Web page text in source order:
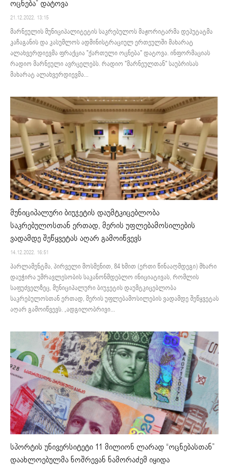
ოცნება” დატოვა
21.12.2022. 13:15
მარნეულის მუნიციპალიტეტის საკრებულოს მაჟორიტარმა დეპუტატმა
კაჩაგანის და კასუმლოს ადმინისტრაციულ ერთეულში მახარატ
ალახვერდიევმა ფრაქცია "ქართული ოცნება" დატოვა. ინფორმაციას
რადიო მარნეული ავრცელებს. რადიო "მარნეულთან" საუბრისას
მახარატ ალახვერდიევმა...
მუნიციპალური ბიუჯეტის დაუმტკიცებლობა
საკრებულოსთან ერთად, მერის უფლებამოსილების
ვადამდე შეწყვეტას აღარ გამოიწვევს
14.12.2022. 16:51
პარლამენტმა, პირველი მოსმენით, 84 ხმით (ერთი წინააღმდეგი) მხარი
დაუჭირა უმრავლესობის საკანონმდებლო ინიციატივას, რომლის
საფუძველზეც, მუნიციპალური ბიუჯეტის დაუმტკიცებლობა
საკრებულოსთან ერთად, მერის უფლებამოსილების ვადამდე შეწყვეტას
აღარ გამოიწვევს. „ადგილობრივი...
სპორტის უნივერსიტეტი 11 მილიონ ლარად “ოცნებასთან”
დაახლოებულმა ნოშრევან ნამორაძემ იყიდა